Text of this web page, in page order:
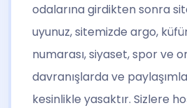
odalarına girdikten sonra
uyunuz, sitemizde argo,
numarası, siyaset, spor ve
davranışlarda ve
kesinlikle yasaktır. Sizlere